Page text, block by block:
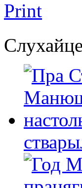
Print